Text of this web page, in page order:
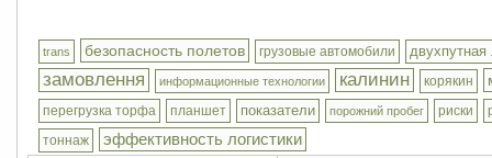
trans безопасность полетов грузовые автомобили двухпутная
замовлення информационные технологии калинин корякин
перегрузка торфа планшет показатели порожний пробег риски
тоннаж
эффективность логистики